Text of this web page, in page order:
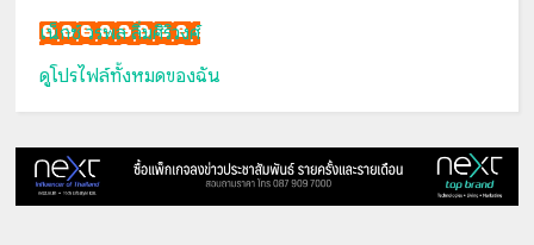
เน็กซ์ วรพล ลิ่มศิริวงศ์
ดูโปรไฟล์ทั้งหมดของฉัน